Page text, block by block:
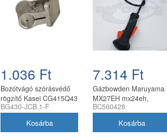
1.036 Ft
Bozótvágó szórásvédő
rögzítő Kasei CG415Q43
(fém)
BG430-JCB.1-F
7.314 Ft
Gázbowden Maruyama
MX27EH mx24eh,
markolattal
BC560428